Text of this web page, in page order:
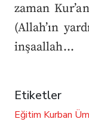
zaman
(Allah’ın
inşaallah…
Etiketler
Eğitim Kurban